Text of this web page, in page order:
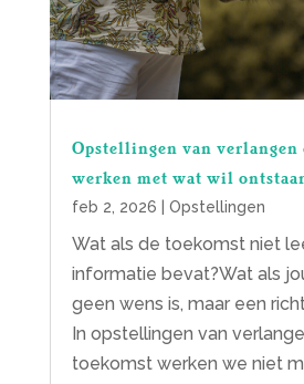
Opstellingen van verlangen
werken met wat wil
feb 2, 2026 | Opstellingen
Wat als de toekomst niet
informatie bevat?Wat als
geen wens is, maar een
In opstellingen van
toekomst werken we niet